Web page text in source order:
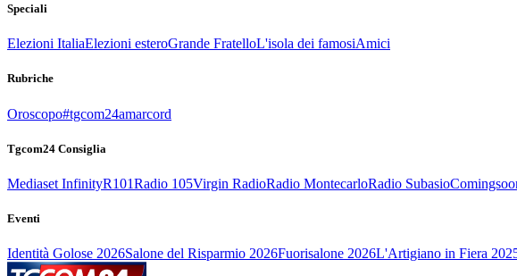
Speciali
Elezioni ItaliaElezioni esteroGrande FratelloL'isola dei famosiAmici
Rubriche
Oroscopo#tgcom24amarcord
Tgcom24 Consiglia
Mediaset InfinityR101Radio 105Virgin RadioRadio MontecarloRadio Subasio
Eventi
Identità Golose 2026Salone del Risparmio 2026Fuorisalone 2026L'Artigiano in Fiera